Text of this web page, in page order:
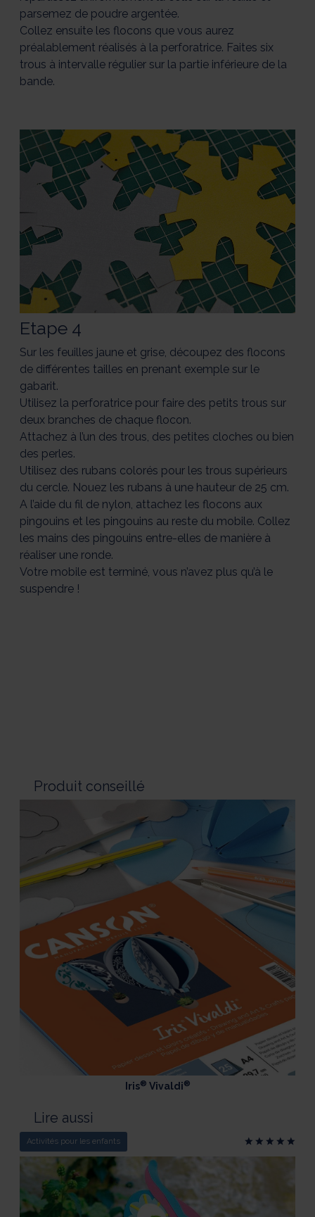
parsemez de poudre argentée.
Collez ensuite les flocons que vous aurez
préalablement réalisés à la perforatrice. Faites six
trous à intervalle régulier sur la partie inférieure de la
bande.
Etape 4
Sur les feuilles jaune et grise, découpez des flocons
de différentes tailles en prenant exemple sur le
gabarit.
Utilisez la perforatrice pour faire des petits trous sur
deux branches de chaque flocon.
Attachez à l’un des trous, des petites cloches ou bien
des perles.
Utilisez des rubans colorés pour les trous supérieurs
du cercle. Nouez les rubans à une hauteur de 25 cm.
A l’aide du fil de nylon, attachez les flocons aux
pingouins et les pingouins au reste du mobile. Collez
les mains des pingouins entre-elles de manière à
réaliser une ronde.
Votre mobile est terminé, vous n’avez plus qu’à le
suspendre !
Produit conseillé
Iris® Vivaldi®
Lire aussi
Activités pour les enfants